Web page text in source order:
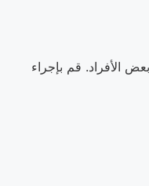
الأفراد. قم بإجراء